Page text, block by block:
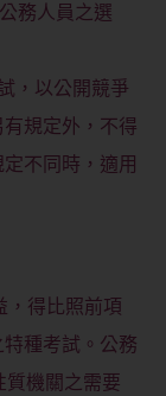
務人員之選
，以公開競爭
規定外，不得
不同時，適用
，得比照前項
種考試。公務
質機關之需要